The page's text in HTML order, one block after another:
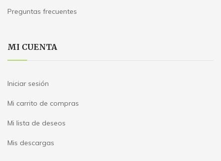
Preguntas frecuentes
MI CUENTA
Iniciar sesión
Mi carrito de compras
Mi lista de deseos
Mis descargas